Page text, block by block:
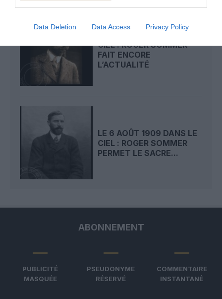
Data Deletion Data Access Privacy Policy
CIEL : ROGER SOMMER
FAIT ENCORE
L’ACTUALITÉ
LE 6 AOÛT 1909 DANS LE
CIEL : ROGER SOMMER
PERMET LE SACRE...
ABONNEMENT
PUBLICITÉ
MASQUÉE
PSEUDONYME
RÉSERVÉ
COMMENTAIRE
INSTANTANÉ